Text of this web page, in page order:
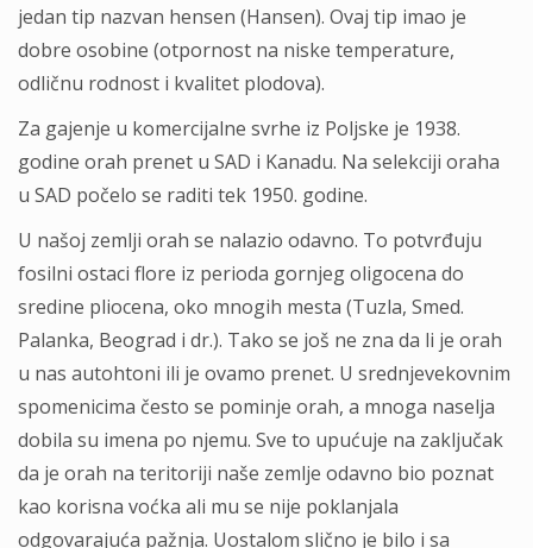
jedan tip nazvan hensen (Hansen). Ovaj tip imao je
dobre osobine (otpornost na niske temperature,
odličnu rodnost i kvalitet plodova).
Za gajenje u komercijalne svrhe iz Poljske je 1938.
godine orah prenet u SAD i Kanadu. Na selekciji oraha
u SAD počelo se raditi tek 1950. godine.
U našoj zemlji orah se nalazio odavno. To potvrđuju
fosilni ostaci flore iz perioda gornjeg oligocena do
sredine pliocena, oko mnogih mesta (Tuzla, Smed.
Palanka, Beograd i dr.). Tako se još ne zna da li je orah
u nas autohtoni ili je ovamo prenet. U srednjevekovnim
spomenicima često se pominje orah, a mnoga naselja
dobila su imena po njemu. Sve to upućuje na zaključak
da je orah na teritoriji naše zemlje odavno bio poznat
kao korisna voćka ali mu se nije poklanjala
odgovarajuća pažnja. Uostalom slično je bilo i sa